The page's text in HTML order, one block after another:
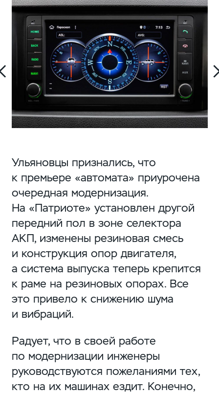
Ульяновцы признались, что
к премьере «автомата» приурочена
очередная модернизация.
На «Патриоте» установлен другой
передний пол в зоне селектора
АКП, изменены резиновая смесь
и конструкция опор двигателя,
а система выпуска теперь крепится
к раме на резиновых опорах. Все
это привело к снижению шума
и вибраций.
Радует, что в своей работе
по модернизации инженеры
руководствуются пожеланиями тех,
кто на их машинах ездит. Конечно,